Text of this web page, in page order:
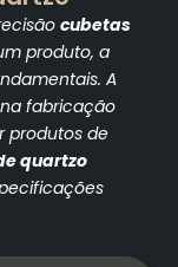
cubetas
produto, a
A
na fabricação
produtos de
quartzo